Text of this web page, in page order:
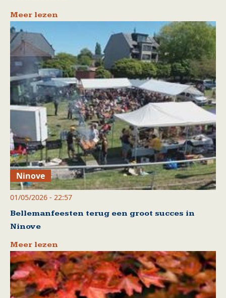
Meer lezen
Ninove
01/05/2026 - 22:57
Bellemanfeesten terug een groot succes in
Ninove
Meer lezen